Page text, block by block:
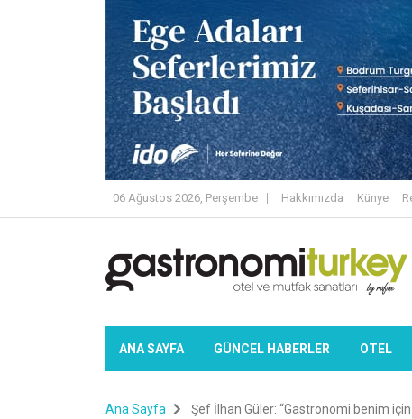
06 Ağustos 2026, Perşembe Hakkımızda Künye
ANA SAYFA GÜNCEL HABERLER OTEL
Ana Sayfa Şef İlhan Güler: “Gastronomi benim